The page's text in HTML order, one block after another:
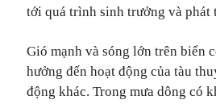
tới quá trình sinh trưởng và phát
Gió mạnh và sóng lớn trên biển
hưởng đến hoạt động của tàu
động khác. Trong mưa dông có